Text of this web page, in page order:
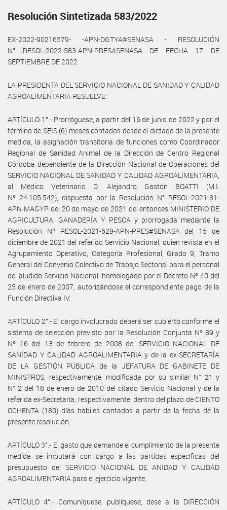
Resolución Sintetizada 583/2022
EX-2022-90216579- -APN-DGTYA#SENASA - RESOLUCIÓN
N° RESOL-2022-583-APN-PRES#SENASA DE FECHA 17 DE
SEPTIEMBRE DE 2022
LA PRESIDENTA DEL SERVICIO NACIONAL DE SANIDAD Y CALIDAD
AGROALIMENTARIA RESUELVE:
ARTÍCULO 1°.- Prorróguese, a partir del 16 de junio de 2022 y por el
término de SEIS (6) meses contados desde el dictado de la presente
medida, la asignación transitoria de funciones como Coordinador
Regional de Sanidad Animal de la Dirección de Centro Regional
Córdoba dependiente de la Dirección Nacional de Operaciones del
SERVICIO NACIONAL DE SANIDAD Y CALIDAD AGROALIMENTARIA,
al Médico Veterinario D. Alejandro Gastón BOATTI (M.I.
Nº 24.105.542), dispuesta por la Resolución N° RESOL-2021-81-
APN-MAGYP del 20 de mayo de 2021 del entonces MINISTERIO DE
AGRICULTURA, GANADERÍA Y PESCA y prorrogada mediante la
Resolución Nº RESOL-2021-629-APN-PRES#SENASA del 15 de
diciembre de 2021 del referido Servicio Nacional, quien revista en el
Agrupamiento Operativo, Categoría Profesional, Grado 9, Tramo
General del Convenio Colectivo de Trabajo Sectorial para el personal
del aludido Servicio Nacional, homologado por el Decreto Nº 40 del
25 de enero de 2007, autorizándose el correspondiente pago de la
Función Directiva IV.
ARTÍCULO 2°.- El cargo involucrado deberá ser cubierto conforme el
sistema de selección previsto por la Resolución Conjunta Nº 89 y
Nº 16 del 13 de febrero de 2008 del SERVICIO NACIONAL DE
SANIDAD Y CALIDAD AGROALIMENTARIA y de la ex-SECRETARÍA
DE LA GESTIÓN PÚBLICA de la JEFATURA DE GABINETE DE
MINISTROS, respectivamente, modificada por su similar N° 21 y
N° 2 del 18 de enero de 2010 del citado Servicio Nacional y de la
referida ex-Secretaría, respectivamente, dentro del plazo de CIENTO
OCHENTA (180) días hábiles contados a partir de la fecha de la
presente resolución.
ARTÍCULO 3°.- El gasto que demande el cumplimiento de la presente
medida se imputará con cargo a las partidas específicas del
presupuesto del SERVICIO NACIONAL DE ANIDAD Y CALIDAD
AGROALIMENTARIA para el ejercicio vigente.
ARTÍCULO 4°.- Comuníquese, publíquese, dese a la DIRECCIÓN